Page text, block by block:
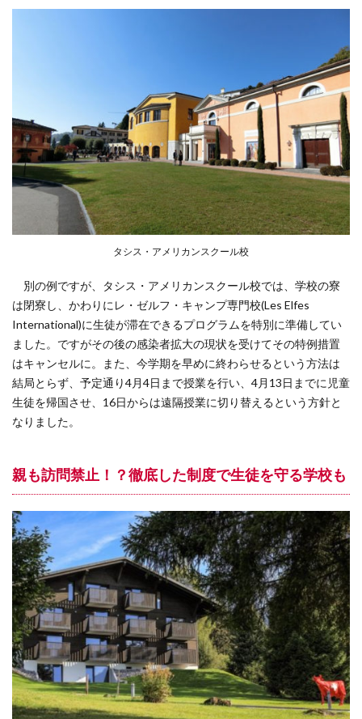
タシス・アメリカンスクール校
別の例ですが、タシス・アメリカンスクール校では、学校の寮
は閉寮し、かわりにレ・ゼルフ・キャンプ専門校(Les Elfes
International)に生徒が滞在できるプログラムを特別に準備してい
ました。ですがその後の感染者拡大の現状を受けてその特例措置
はキャンセルに。また、今学期を早めに終わらせるという方法は
結局とらず、予定通り4月4日まで授業を行い、4月13日までに児童
生徒を帰国させ、16日からは遠隔授業に切り替えるという方針と
なりました。
親も訪問禁止！？徹底した制度で生徒を守る学校も